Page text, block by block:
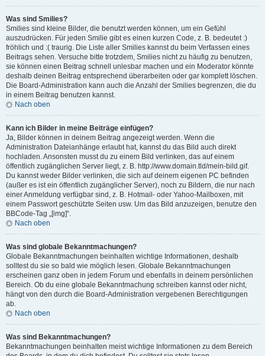
Was sind Smilies?
Smilies sind kleine Bilder, die benutzt werden können, um ein Gefühl
auszudrücken. Für jeden Smilie gibt es einen kurzen Code, z. B. bedeutet :)
fröhlich und :( traurig. Die Liste aller Smilies kannst du beim Verfassen eines
Beitrags sehen. Versuche bitte trotzdem, Smilies nicht zu häufig zu benutzen,
sie können einen Beitrag schnell unlesbar machen und ein Moderator könnte
deshalb deinen Beitrag entsprechend überarbeiten oder gar komplett löschen.
Die Board-Administration kann auch die Anzahl der Smilies begrenzen, die du
in einem Beitrag benutzen kannst.
Nach oben
Kann ich Bilder in meine Beiträge einfügen?
Ja, Bilder können in deinem Beitrag angezeigt werden. Wenn die
Administration Dateianhänge erlaubt hat, kannst du das Bild auch direkt
hochladen. Ansonsten musst du zu einem Bild verlinken, das auf einem
öffentlich zugänglichen Server liegt, z. B. http://www.domain.tld/mein-bild.gif.
Du kannst weder Bilder verlinken, die sich auf deinem eigenen PC befinden
(außer es ist ein öffentlich zugänglicher Server), noch zu Bildern, die nur nach
einer Anmeldung verfügbar sind, z. B. Hotmail- oder Yahoo-Mailboxen, mit
einem Passwort geschützte Seiten usw. Um das Bild anzuzeigen, benutze den
BBCode-Tag „[img]“.
Nach oben
Was sind globale Bekanntmachungen?
Globale Bekanntmachungen beinhalten wichtige Informationen, deshalb
solltest du sie so bald wie möglich lesen. Globale Bekanntmachungen
erscheinen ganz oben in jedem Forum und ebenfalls in deinem persönlichen
Bereich. Ob du eine globale Bekanntmachung schreiben kannst oder nicht,
hängt von den durch die Board-Administration vergebenen Berechtigungen
ab.
Nach oben
Was sind Bekanntmachungen?
Bekanntmachungen beinhalten meist wichtige Informationen zu dem Bereich